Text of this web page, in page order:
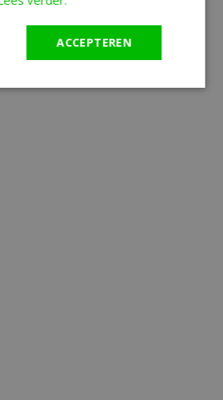
ACCEPTEREN